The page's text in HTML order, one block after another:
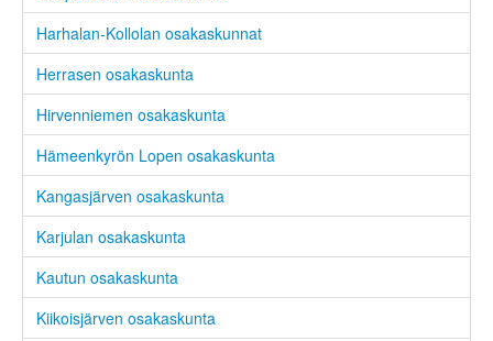
Harhalan-Kollolan osakaskunnat
Herrasen osakaskunta
Hirvenniemen osakaskunta
Hämeenkyrön Lopen osakaskunta
Kangasjärven osakaskunta
Karjulan osakaskunta
Kautun osakaskunta
Kiikoisjärven osakaskunta